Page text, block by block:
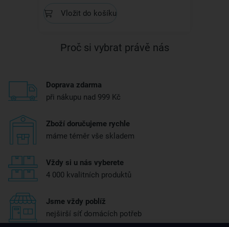
Vložit do košíku
Proč si vybrat právě nás
Doprava zdarma
při nákupu nad 999 Kč
Zboží doručujeme rychle
máme téměr vše skladem
Vždy si u nás vyberete
4 000 kvalitních produktů
Jsme vždy poblíž
nejširší síť domácích potřeb